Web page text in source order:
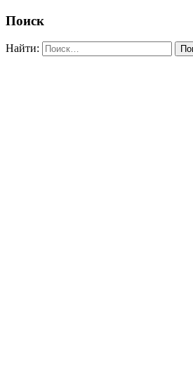
Поиск
Найти: